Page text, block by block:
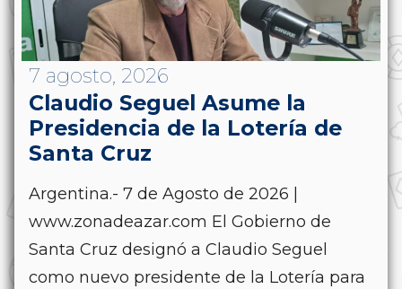
7 agosto, 2026
Claudio Seguel Asume la
Presidencia de la Lotería de
Santa Cruz
Argentina.- 7 de Agosto de 2026 |
www.zonadeazar.com El Gobierno de
Santa Cruz designó a Claudio Seguel
como nuevo presidente de la Lotería para